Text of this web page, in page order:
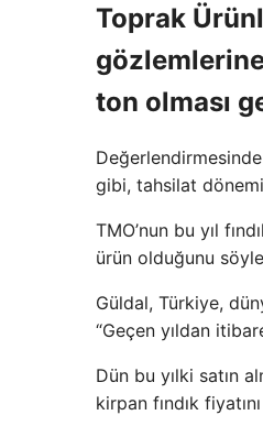
Toprak
ton olması
gibi, tahsilat
TMO’nun bu yıl
ürün olduğunu
Güldal, Türkiye,
“Geçen yıldan
Dün bu yılki satın
kirpan fındık